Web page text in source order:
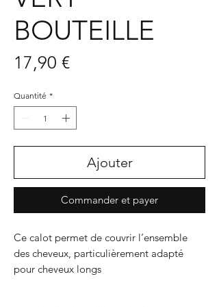
BOUTEILLE
17,90 €Prix
Quantité *
Ajouter
Commander et payer
Ce calot permet de couvrir l’ensemble
des cheveux, particulièrement adapté
pour cheveux longs